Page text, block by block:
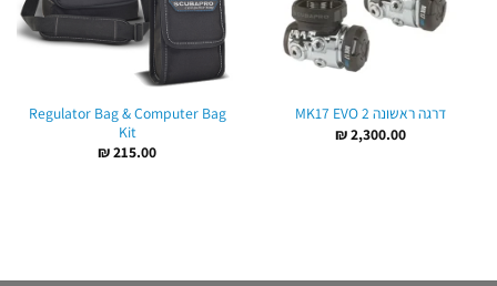
דרגה ראשונה 2 MK17 EVO
₪2,300.00
Regulator Bag & Computer Bag
Kit
₪215.00